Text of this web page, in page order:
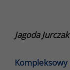
Jagoda Jurczak
Kompleksowy